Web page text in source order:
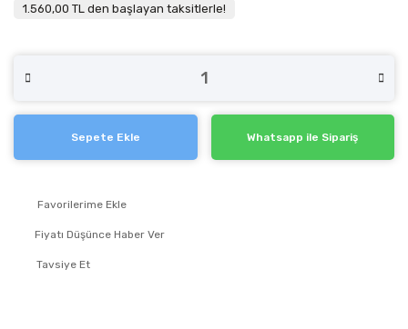
1.560,00 TL den başlayan taksitlerle!
Sepete Ekle Whatsapp ile Sipariş
Fiyatı Düşünce Haber Ver
Tavsiye Et